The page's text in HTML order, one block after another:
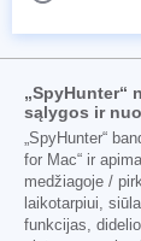
„SpyHunter“
sąlygos ir
„SpyHunter“
for Mac“ ir
medžiagoje /
laikotarpiui,
funkcijas,